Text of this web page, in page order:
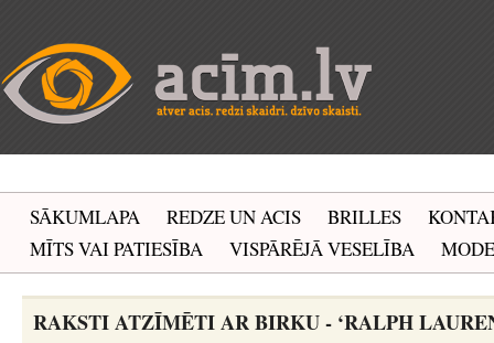
SĀKUMLAPA REDZE UN ACIS BRILLES
MĪTS VAI PATIESĪBA
VISPĀRĒJĀ VESELĪBA MODE
RAKSTI ATZĪMĒTI AR BIRKU - ‘RALPH